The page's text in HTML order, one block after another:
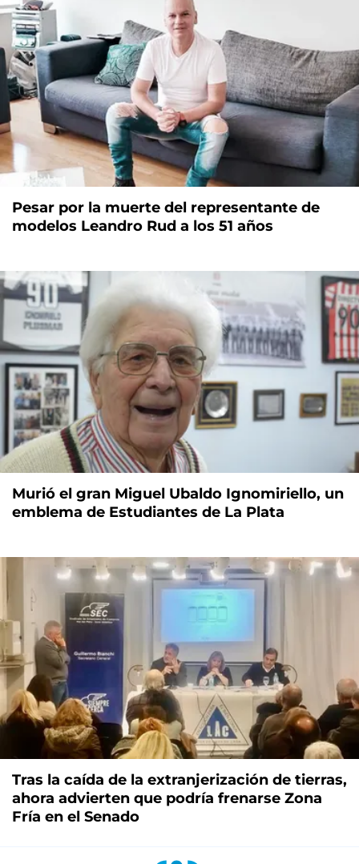
Pesar por la muerte del representante de
modelos Leandro Rud a los 51 años
Murió el gran Miguel Ubaldo Ignomiriello, un
emblema de Estudiantes de La Plata
Tras la caída de la extranjerización de tierras,
ahora advierten que podría frenarse Zona
Fría en el Senado